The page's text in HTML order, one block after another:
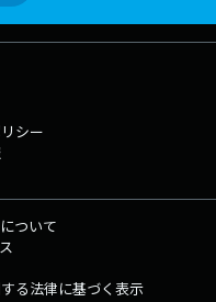
シー
ついて
る法律に基づく表示